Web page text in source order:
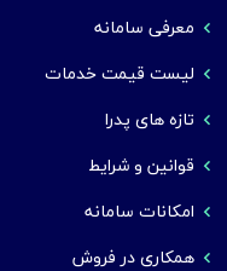
معرفی سامانه
لیست قیمت خدمات
تازه های پدرا
قوانین و شرایط
امکانات سامانه
همکاری در فروش